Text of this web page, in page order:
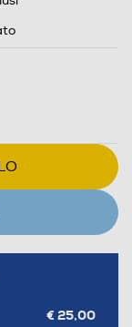
€ 25,00